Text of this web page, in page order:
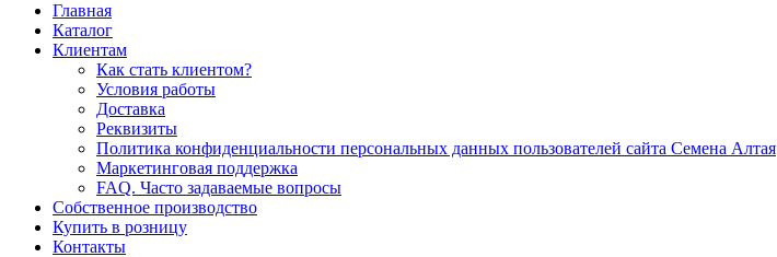
Главная
Каталог
Клиентам
Как стать клиентом?
Условия работы
Доставка
Реквизиты
Политика конфиденциальности персональных данных пользователей сайта Семена Алтая
Маркетинговая поддержка
FAQ. Часто задаваемые вопросы
Собственное производство
Купить в розницу
Контакты